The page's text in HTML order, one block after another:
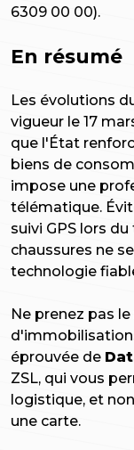
6309 00 00).
En résumé
Les évolutions
vigueur le 17
que l'État
biens de
impose une
télématique.
suivi GPS lors
chaussures ne
technologie
Ne prenez pas
éprouvée de
ZSL, qui vous
logistique, et
une carte.